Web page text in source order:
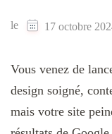
le 17 octobre
Vous venez de
design soigné,
mais votre site